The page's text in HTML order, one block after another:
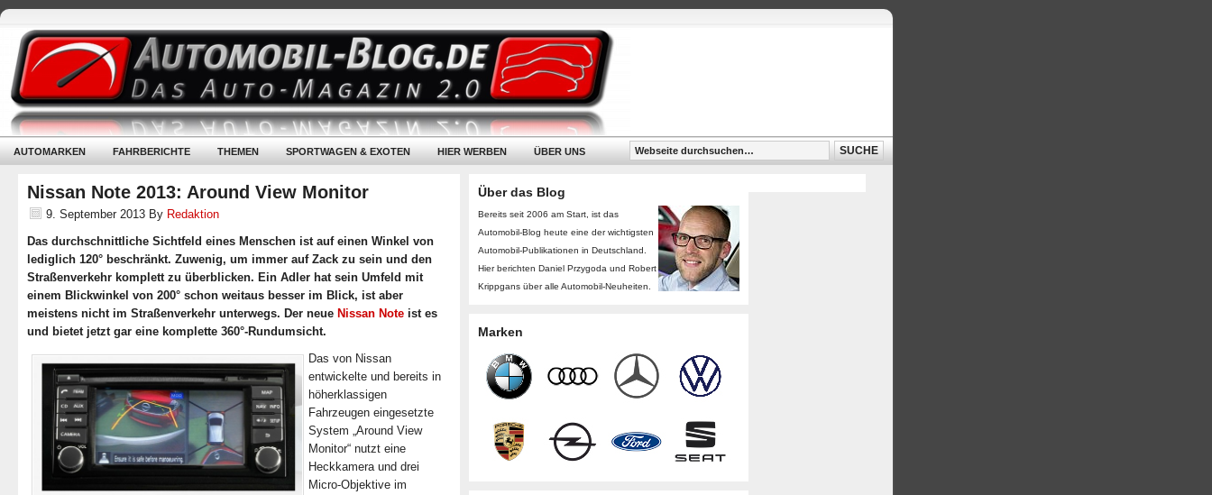
AUTOMARKEN FAHRBERICHTE THEMEN SPORTWAGEN & EXOTEN HIER WERBEN ÜBER UNS
Nissan Note 2013: Around View Monitor
9. September 2013 By Redaktion
Das durchschnittliche Sichtfeld eines Menschen ist auf einen Winkel von
lediglich 120° beschränkt. Zuwenig, um immer auf Zack zu sein und den
Straßenverkehr komplett zu überblicken. Ein Adler hat sein Umfeld mit
einem Blickwinkel von 200° schon weitaus besser im Blick, ist aber
meistens nicht im Straßenverkehr unterwegs. Der neue Nissan Note ist es
und bietet jetzt gar eine komplette 360°-Rundumsicht.
Das von Nissan
entwickelte und bereits in
höherklassigen
Fahrzeugen eingesetzte
System „Around View
Monitor“ nutzt eine
Heckkamera und drei
Micro-Objektive im
Über das Blog
Bereits seit 2006 am Start, ist das
Automobil-Blog heute eine der wichtigsten
Automobil-Publikationen in Deutschland.
Hier berichten Daniel Przygoda und Robert
Krippgans über alle Automobil-Neuheiten.
Marken